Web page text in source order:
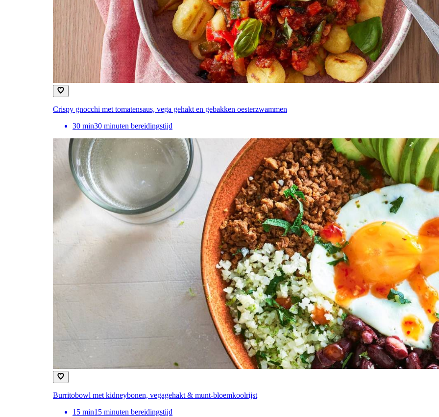
Crispy gnocchi met tomatensaus, vega gehakt en gebakken oesterzwammen
30 min30 minuten bereidingstijd
Burritobowl met kidneybonen, vegagehakt & munt-bloemkoolrijst
15 min15 minuten bereidingstijd